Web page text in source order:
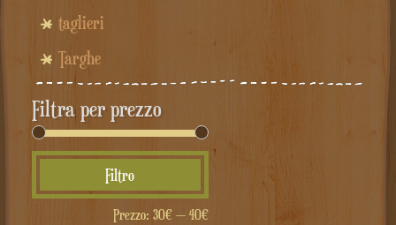
taglieri
Targhe
Filtra per prezzo
Min
Max
Filtro
Prezzo: 30€— 40€